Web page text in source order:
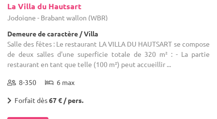
La Villa du Hautsart
Jodoigne - Brabant wallon (WBR)
Demeure de caractère / Villa
Salle des fêtes : Le restaurant LA VILLA DU HAUTSART se compose
de deux salles d'une superficie totale de 320 m² : - La partie
restaurant en tant que telle (100 m²) peut accueillir ...
8-350 6 max
Forfait dès67 € / pers.